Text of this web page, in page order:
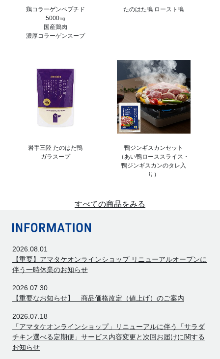
鶏コラーゲンペプチド
5000㎎
国産鶏肉
濃厚コラーゲンスープ
岩手三陸 たのはた鴨
ガラスープ
たのはた鴨 ロースト鴨
鴨ジンギスカンセット
（あい鴨ローススライス・
鴨ジンギスカンのタレ入
り）
すべての商品をみる
2026.08.01
【重要】アマタケオンラインショップ リニューアルオープンに
伴う一時休業のお知らせ
2026.07.30
【重要なお知らせ】 商品価格改定（値上げ）のご案内
2026.07.18
「アマタケオンラインショップ」リニューアルに伴う「サラダ
チキン選べる定期便」サービス内容変更と次回お届けに関する
お知らせ